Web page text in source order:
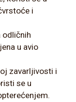
i
odličnih
u avio
zavarljivosti i
se u